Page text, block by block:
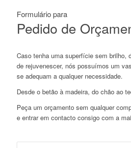
Formulário para
Pedido de
Caso tenha uma superfície sem brilho,
de rejuvenescer, nós possuímos um
se adequam a qualquer necessidade.
Desde o betão à madeira, do chão ao
Peça um orçamento sem qualquer
e entrar em contacto consigo com a